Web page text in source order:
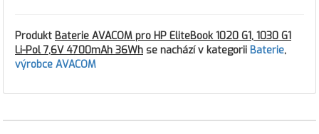
Produkt Baterie AVACOM pro HP EliteBook 1020 G1, 1030 G1
Li-Pol 7,6V 4700mAh 36Wh se nachází v kategorii Baterie,
výrobce AVACOM